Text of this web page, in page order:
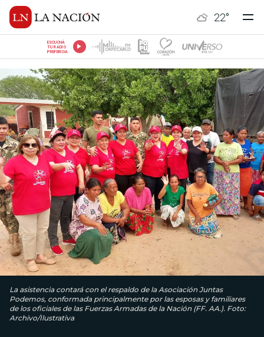
22°
ESCUCHÁ
TU RADIO
PREFERIDA
La asistencia contará con el respaldo de la Asociación Juntas
Podemos, conformada principalmente por las esposas y familiares
de los oficiales de las Fuerzas Armadas de la Nación (FF. AA.). Foto:
Archivo/Ilustrativa